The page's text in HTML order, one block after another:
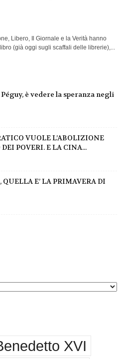
Libero, Il Giornale e la Verità hanno
(già oggi sugli scaffali delle librerie),...
è vedere la speranza negli
VUOLE L’ABOLIZIONE
POVERI. E LA CINA...
QUELLA E’ LA PRIMAVERA DI
XVI